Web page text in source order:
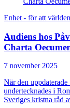
Enhet - för att
Audiens hos
Charta
7 november 2025
När den
undertecknades i
Sveriges kristna råd